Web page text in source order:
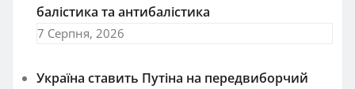
балістика та антибалістика
7 Серпня, 2026
Україна ставить Путіна на передвиборчий